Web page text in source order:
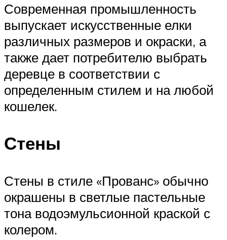
Современная промышленность
выпускает искусственные елки
различных размеров и окраски, а
также дает потребителю выбрать
деревце в соответствии с
определенным стилем и на любой
кошелек.
Стены
Стены в стиле «Прованс» обычно
окрашены в светлые пастельные
тона водоэмульсионной краской с
колером.